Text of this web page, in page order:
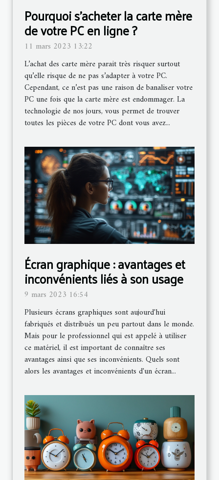
Pourquoi s’acheter la carte mère
de votre PC en ligne ?
11 mars 2023 13:22
L’achat des carte mère parait très risquer surtout
qu’elle risque de ne pas s’adapter à votre PC.
Cependant, ce n’est pas une raison de banaliser votre
PC une fois que la carte mère est endommager. La
technologie de nos jours, vous permet de trouver
toutes les pièces de votre PC dont vous avez...
Écran graphique : avantages et
inconvénients liés à son usage
9 mars 2023 16:54
Plusieurs écrans graphiques sont aujourd'hui
fabriqués et distribués un peu partout dans le monde.
Mais pour le professionnel qui est appelé à utiliser
ce matériel, il est important de connaître ses
avantages ainsi que ses inconvénients. Quels sont
alors les avantages et inconvénients d'un écran...